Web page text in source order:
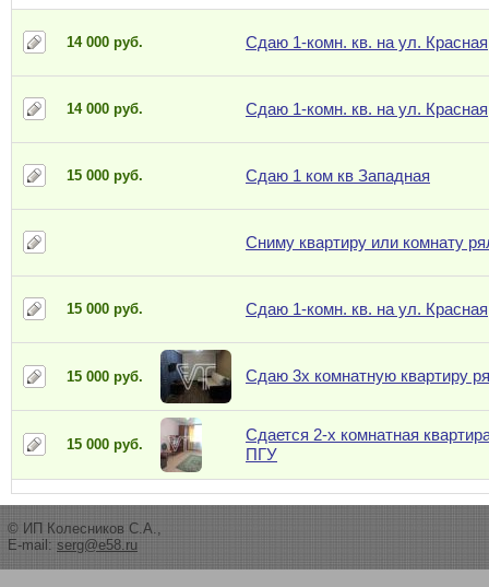
14 000 руб. Сдаю 1-комн. кв. на ул.
14 000 руб. Сдаю 1-комн. кв. на ул.
15 000 руб. Сдаю 1 ком кв Западная
Сниму квартиру или комнату
15 000 руб. Сдаю 1-комн. кв. на ул.
15 000 руб. Сдаю 3х комнатную квартиру
15 000 руб.
Сдается 2-х комнатная
ПГУ
© ИП Колесников С.А.,
E-mail: serg@e58.ru